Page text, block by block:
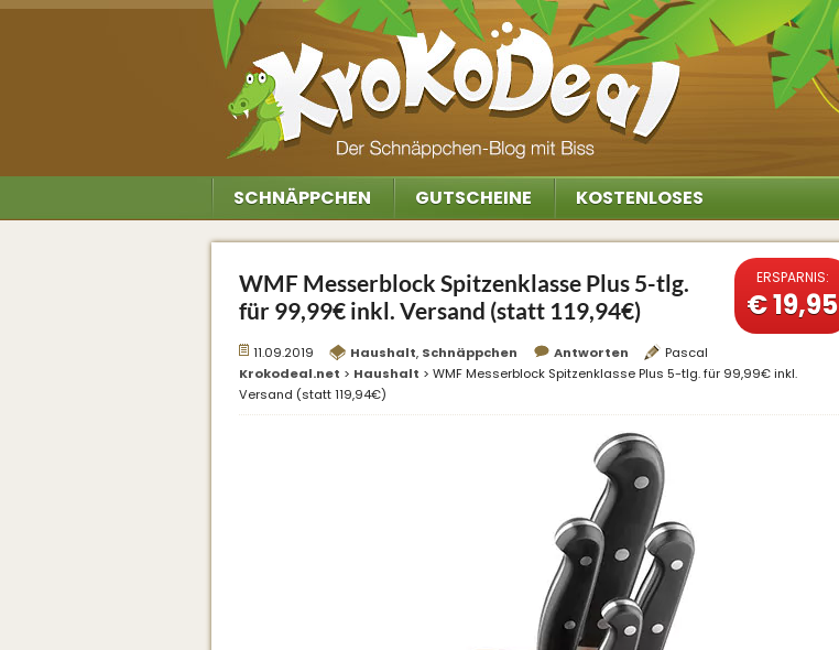
SCHNÄPPCHEN GUTSCHEINE KOSTENLOSES
WMF Messerblock Spitzenklasse Plus 5-tlg.
für 99,99€ inkl. Versand (statt 119,94€)
ERSPARNIS:
€ 19,95
11.09.2019 Haushalt, Schnäppchen Antworten
Pascal
Krokodeal.net > Haushalt > WMF Messerblock Spitzenklasse Plus 5-tlg. für 99,99€ inkl.
Versand (statt 119,94€)